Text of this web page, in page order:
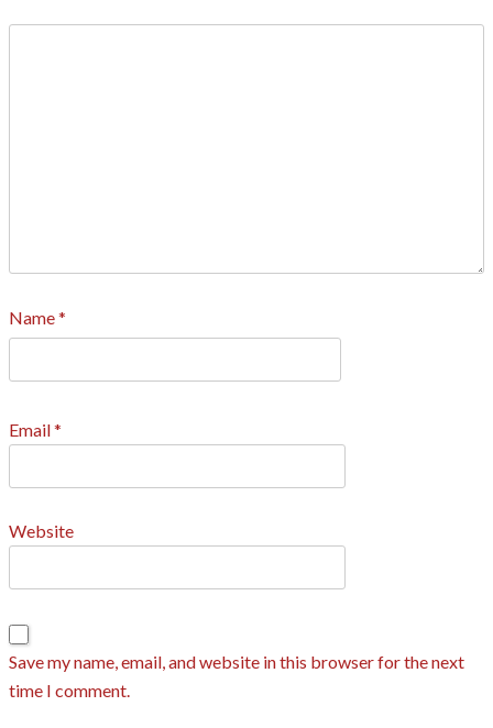
Name*
Email*
Website
Save my name, email, and website in this browser for the next
time I comment.